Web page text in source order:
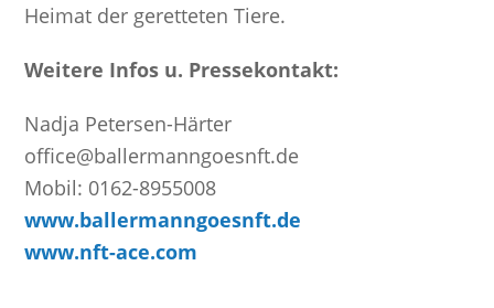
Heimat der geretteten Tiere.
Weitere Infos u. Pressekontakt:
Nadja Petersen-Härter
office@ballermanngoesnft.de
Mobil: 0162-8955008
www.ballermanngoesnft.de
www.nft-ace.com